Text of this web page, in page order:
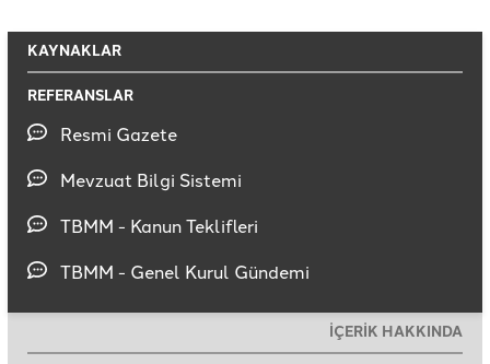
KAYNAKLAR
REFERANSLAR
Resmi Gazete
Mevzuat Bilgi Sistemi
TBMM - Kanun Teklifleri
TBMM - Genel Kurul Gündemi
İÇERİK HAKKINDA